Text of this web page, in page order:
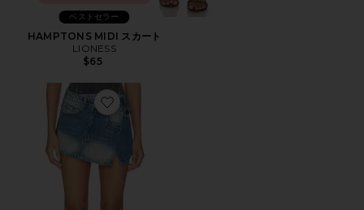
ベストセラー
HAMPTONS MIDI スカート
LIONESS
$65
Favorite TWO-PIECE DENIM スカート